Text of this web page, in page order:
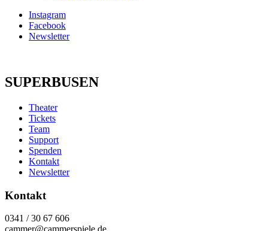
Instagram
Facebook
Newsletter
SUPERBUSEN
Theater
Tickets
Team
Support
Spenden
Kontakt
Newsletter
Kontakt
0341 / 30 67 606